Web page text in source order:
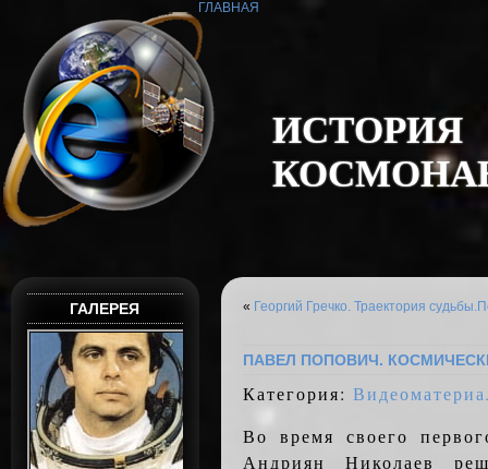
ИСТОРИЯ
КОСМОНА
ГЛАВНАЯ
ГАЛЕРЕЯ « Георгий Гречко. Траектория судьбы.
ПАВЕЛ ПОПОВИЧ.
Категория:
Во время своего
Андриян Николаев